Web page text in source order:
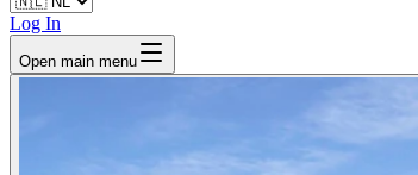
Log In
Open main menu